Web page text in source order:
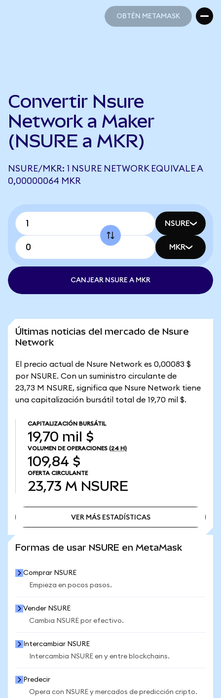
OBTÉN METAMASK
Convertir Nsure
Network a Maker
(NSURE a MKR)
NSURE/MKR: 1 NSURE NETWORK EQUIVALE A
0,00000064 MKR
NSURE
MKR
CANJEAR NSURE A MKR
Últimas noticias del mercado de Nsure
Network
El precio actual de Nsure Network es 0,00083 $
por NSURE. Con un suministro circulante de
23,73 M NSURE, significa que Nsure Network tiene
una capitalización bursátil total de 19,70 mil $.
CAPITALIZACIÓN BURSÁTIL
19,70 mil $
VOLUMEN DE OPERACIONES (24 H)
109,84 $
OFERTA CIRCULANTE
23,73 M NSURE
VER MÁS ESTADÍSTICAS
Formas de usar NSURE en MetaMask
Comprar NSURE
Empieza en pocos pasos.
Vender NSURE
Cambia NSURE por efectivo.
Intercambiar NSURE
Intercambia NSURE en y entre blockchains.
Predecir
Opera con NSURE y mercados de predicción cripto.